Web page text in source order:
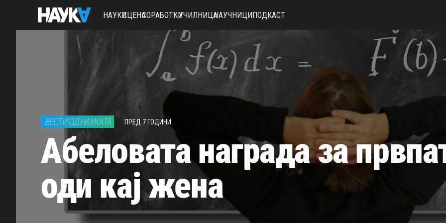
НАУКИСЦЕНАСОРАБОТКИУЧИЛНИЦАНАУЧНИЦИПОДКАСТ
ВЕСТИ ОД НАУКАТА ПРЕД 7 ГОДИНИ
Абеловата награда за
оди кај жена